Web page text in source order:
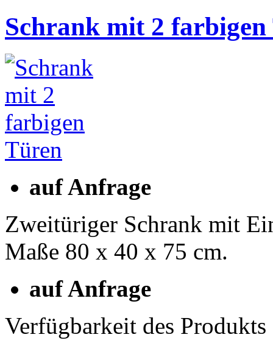
Schrank mit 2
auf Anfrage
Zweitüriger Schrank mit
Maße 80 x 40 x 75 cm.
auf Anfrage
Verfügbarkeit des Produkts